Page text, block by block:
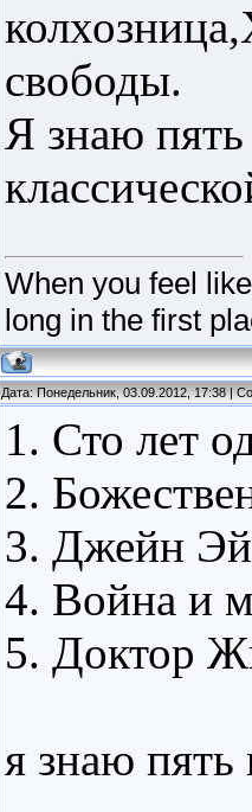
свободы.
Я знаю
When you feel
long in the first
Дата: Понедельник, 03.09.2012, 17:38 |
1. Сто лет
2.
3. Джейн
4. Война и
5. Доктор
я знаю пять